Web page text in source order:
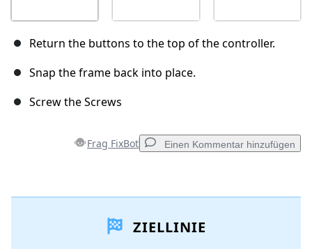
Return the buttons to the top of the controller.
Snap the frame back into place.
Screw the Screws
Frag FixBot Einen Kommentar hinzufügen
Kommentar hinzufügenZIELLINIE